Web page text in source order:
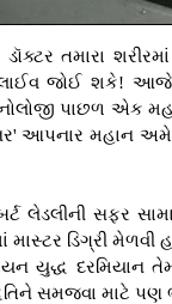
તમારા
જોઈ શકે! આજે
પાછળ એક
આપનાર મહાન
લેડલીની સફર
ડિગ્રી મેળવી
યુદ્ધ
સમજવા માટે